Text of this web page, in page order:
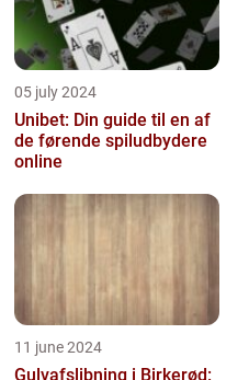
05 july 2024
Unibet: Din guide til en af
de førende spiludbydere
online
11 june 2024
Gulvafslibning i Birkerød: